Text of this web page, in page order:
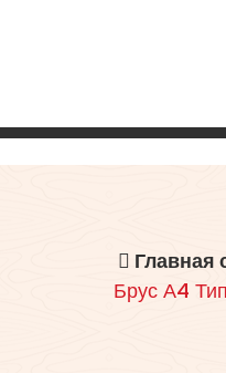
Главная
Брус А4